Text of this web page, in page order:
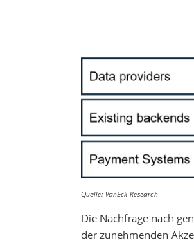
Quelle: VanEck Research
Die Nachfrage nach
der zunehmenden